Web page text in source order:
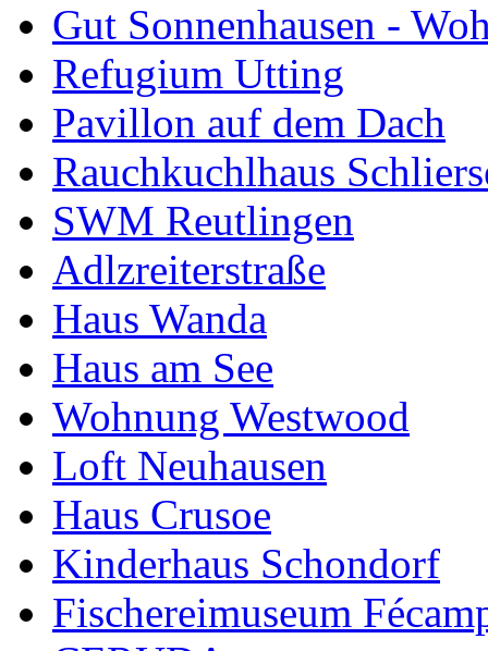
Gut Sonnenhausen -
Refugium Utting
Pavillon auf dem Dach
Rauchkuchlhaus
SWM Reutlingen
Adlzreiterstraße
Haus Wanda
Haus am See
Wohnung Westwood
Loft Neuhausen
Haus Crusoe
Kinderhaus Schondorf
Fischereimuseum